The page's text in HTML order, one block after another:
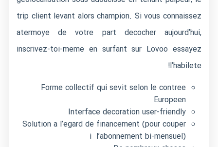
trip client levant alors champion. Si vous connaissez
atermoye de votre part decocher aujourd’hui,
inscrivez-toi-meme en surfant sur Lovoo essayez
l’habilete!
Forme collectif qui sevit selon le contree
Europeen
Interface decoration user-friendly
Solution a l’egard de financement (pour couper
i l’abonnement bi-mensuel)